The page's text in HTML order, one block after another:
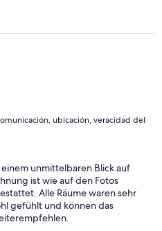
ubicación, veracidad del
unmittelbaren Blick auf
ist wie auf den Fotos
Alle Räume waren sehr
gefühlt und können das